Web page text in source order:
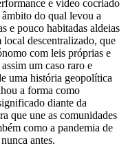
e vídeo cocriado
do qual levou a
e pouco habitadas aldeias
descentralizado, que
com leis próprias e
um caso raro e
uma história geopolítica
a forma como
diante da
que une as comunidades
como a pandemia de
antes.